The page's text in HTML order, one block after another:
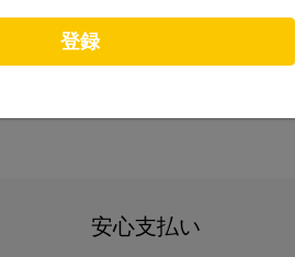
安心支払い
登録